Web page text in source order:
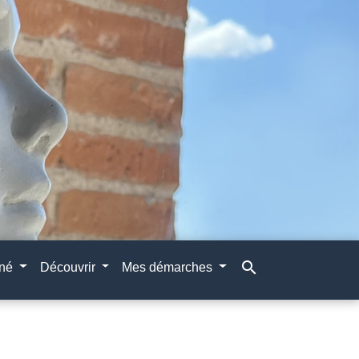
Découvrir Mes démarches search